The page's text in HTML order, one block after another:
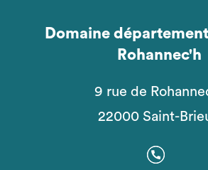
Domaine
Rohannec'h
9 rue de
22000 Saint-